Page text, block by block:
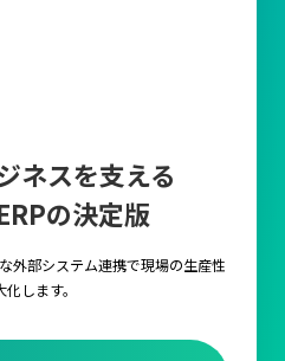
ネスを支える
の決定版
外部システム連携で現場の生産性
化します。